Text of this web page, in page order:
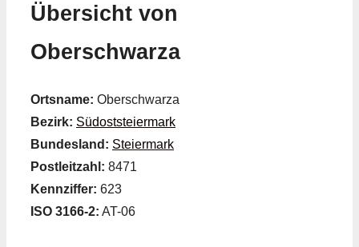
Übersicht von
Oberschwarza
Ortsname: Oberschwarza
Bezirk: Südoststeiermark
Bundesland: Steiermark
Postleitzahl: 8471
Kennziffer: 623
ISO 3166-2: AT-06